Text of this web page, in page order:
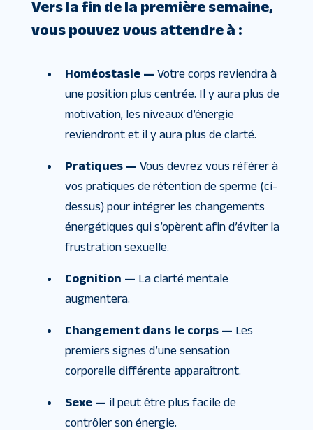
Vers la fin de la première semaine,
vous pouvez vous attendre à :
Homéostasie — Votre corps reviendra à
une position plus centrée. Il y aura plus de
motivation, les niveaux d’énergie
reviendront et il y aura plus de clarté.
Pratiques — Vous devrez vous référer à
vos pratiques de rétention de sperme (ci-
dessus) pour intégrer les changements
énergétiques qui s’opèrent afin d’éviter la
frustration sexuelle.
Cognition — La clarté mentale
augmentera.
Changement dans le corps — Les
premiers signes d’une sensation
corporelle différente apparaîtront.
Sexe — il peut être plus facile de
contrôler son énergie.